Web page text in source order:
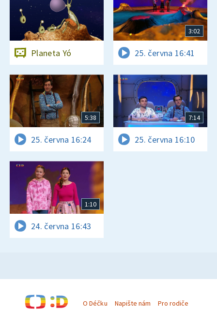
Planeta Yó
3:02
25. června 16:41
5:38
25. června 16:24
7:14
25. června 16:10
1:10
24. června 16:43
O Déčku Napište nám Pro rodiče